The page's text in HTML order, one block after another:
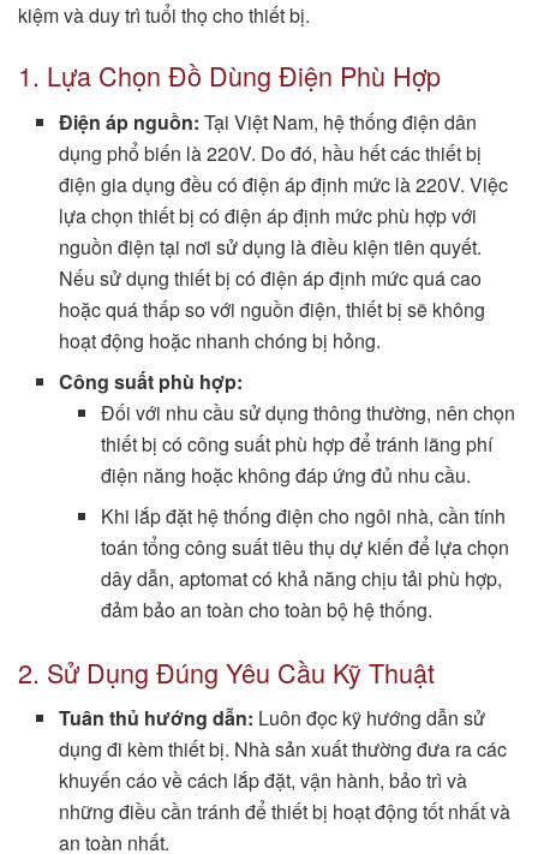
kiệm và duy trì tuổi thọ cho thiết bị.
1. Lựa Chọn Đồ Dùng Điện Phù Hợp
Điện áp nguồn: Tại Việt Nam, hệ thống điện dân
dụng phổ biến là 220V. Do đó, hầu hết các thiết bị
điện gia dụng đều có điện áp định mức là 220V. Việc
lựa chọn thiết bị có điện áp định mức phù hợp với
nguồn điện tại nơi sử dụng là điều kiện tiên quyết.
Nếu sử dụng thiết bị có điện áp định mức quá cao
hoặc quá thấp so với nguồn điện, thiết bị sẽ không
hoạt động hoặc nhanh chóng bị hỏng.
Công suất phù hợp:
Đối với nhu cầu sử dụng thông thường, nên chọn
thiết bị có công suất phù hợp để tránh lãng phí
điện năng hoặc không đáp ứng đủ nhu cầu.
Khi lắp đặt hệ thống điện cho ngôi nhà, cần tính
toán tổng công suất tiêu thụ dự kiến để lựa chọn
dây dẫn, aptomat có khả năng chịu tải phù hợp,
đảm bảo an toàn cho toàn bộ hệ thống.
2. Sử Dụng Đúng Yêu Cầu Kỹ Thuật
Tuân thủ hướng dẫn: Luôn đọc kỹ hướng dẫn sử
dụng đi kèm thiết bị. Nhà sản xuất thường đưa ra các
khuyến cáo về cách lắp đặt, vận hành, bảo trì và
những điều cần tránh để thiết bị hoạt động tốt nhất và
an toàn nhất.